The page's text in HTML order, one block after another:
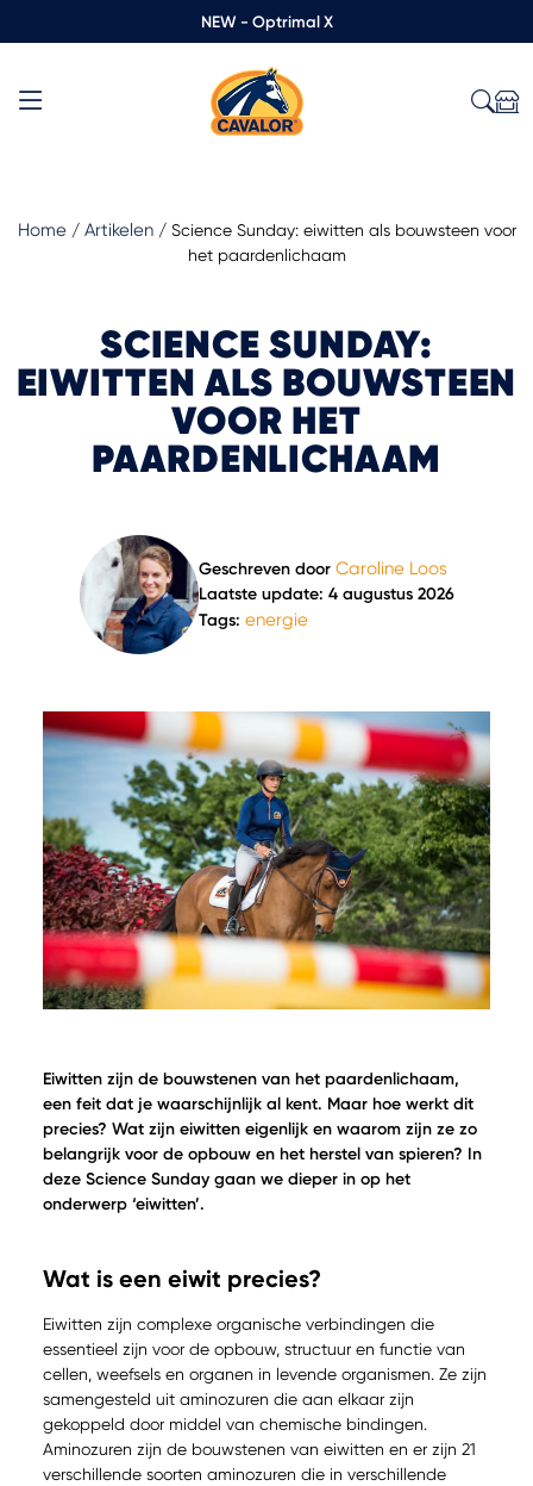
NEW - Optrimal X
Home/ Artikelen/ Science Sunday: eiwitten als bouwsteen voor
het paardenlichaam
SCIENCE SUNDAY:
EIWITTEN ALS BOUWSTEEN
VOOR HET
PAARDENLICHAAM
Geschreven door Caroline Loos
Laatste update: 4 augustus 2026
Tags: energie
Eiwitten zijn de bouwstenen van het paardenlichaam,
een feit dat je waarschijnlijk al kent. Maar hoe werkt dit
precies? Wat zijn eiwitten eigenlijk en waarom zijn ze zo
belangrijk voor de opbouw en het herstel van spieren? In
deze Science Sunday gaan we dieper in op het
onderwerp ‘eiwitten’.
Wat is een eiwit precies?
Eiwitten zijn complexe organische verbindingen die
essentieel zijn voor de opbouw, structuur en functie van
cellen, weefsels en organen in levende organismen. Ze zijn
samengesteld uit aminozuren die aan elkaar zijn
gekoppeld door middel van chemische bindingen.
Aminozuren zijn de bouwstenen van eiwitten en er zijn 21
verschillende soorten aminozuren die in verschillende